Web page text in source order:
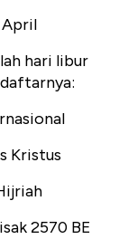
April
hari libur
Kristus
2570 BE